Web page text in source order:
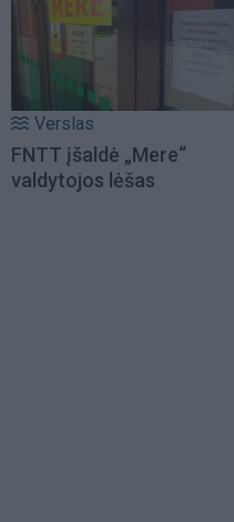
Verslas
FNTT įšaldė „Mere“
valdytojos lėšas